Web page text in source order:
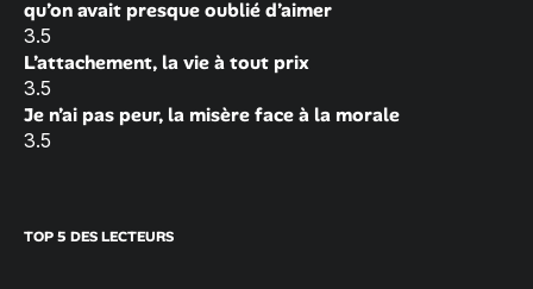
qu’on avait presque oublié d’aimer
3.5
L’attachement, la vie à tout prix
3.5
Je n’ai pas peur, la misère face à la morale
3.5
TOP 5 DES LECTEURS